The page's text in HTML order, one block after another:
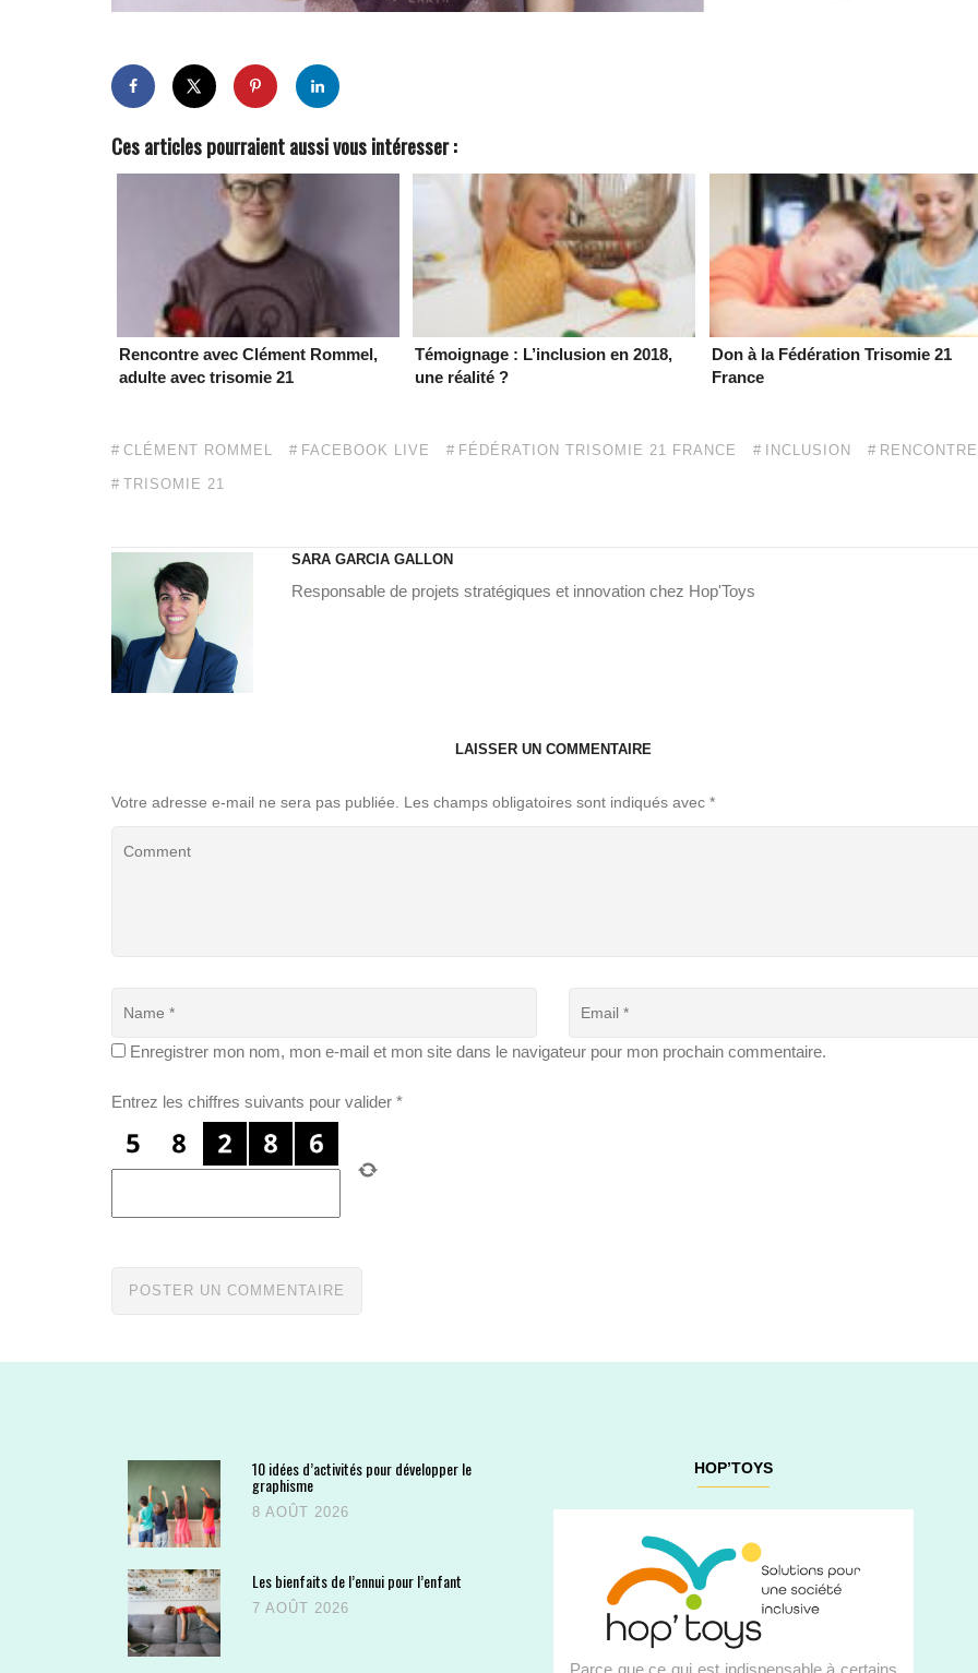
Ces articles pourraient aussi vous intéresser :
Rencontre avec Clément Rommel,
adulte avec trisomie 21
Témoignage : L’inclusion en 2018,
une réalité ?
Don à la Fédération Trisomie 21
France
CLÉMENT ROMMEL FACEBOOK LIVE FÉDÉRATION TRISOMIE 21 FRANCE INCLUSION RENCONTRE
TRISOMIE 21
SARA GARCIA GALLON
Responsable de projets stratégiques et innovation chez Hop'Toys
LAISSER UN COMMENTAIRE
Votre adresse e-mail ne sera pas publiée. Les champs obligatoires sont indiqués avec *
Enregistrer mon nom, mon e-mail et mon site dans le navigateur pour mon prochain commentaire.
Entrez les chiffres suivants pour valider *
10 idées d’activités pour développer le
graphisme
8 AOÛT 2026
Les bienfaits de l’ennui pour l’enfant
7 AOÛT 2026
HOP’TOYS
Parce que ce qui est indispensable à certains